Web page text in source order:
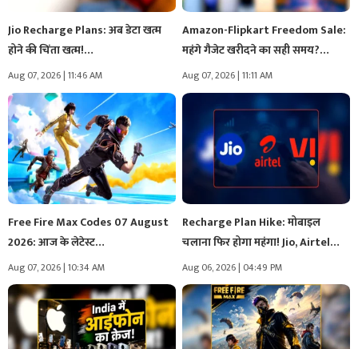
Jio Recharge Plans: अब डेटा खत्म
होने की चिंता खत्म!…
Aug 07, 2026 | 11:46 AM
Amazon-Flipkart Freedom Sale:
महंगे गैजेट खरीदने का सही समय?
Amazon-Flipkart…
Aug 07, 2026 | 11:11 AM
Free Fire Max Codes 07 August
2026: आज के लेटेस्ट…
Aug 07, 2026 | 10:34 AM
Recharge Plan Hike: मोबाइल
चलाना फिर होगा महंगा! Jio, Airtel…
Aug 06, 2026 | 04:49 PM